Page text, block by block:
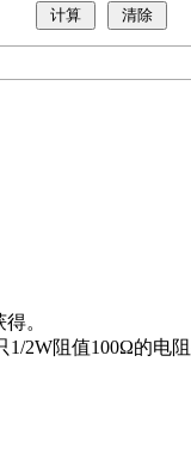
。
2W阻值100Ω的电